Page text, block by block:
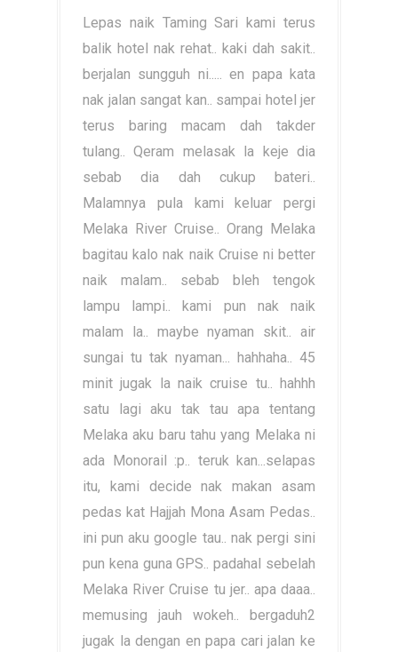
Lepas naik Taming Sari kami terus
balik hotel nak rehat.. kaki dah sakit..
berjalan sungguh ni..... en papa kata
nak jalan sangat kan.. sampai hotel jer
terus baring macam dah takder
tulang.. Qeram melasak la keje dia
sebab dia dah cukup bateri..
Malamnya pula kami keluar pergi
Melaka River Cruise.. Orang Melaka
bagitau kalo nak naik Cruise ni better
naik malam.. sebab bleh tengok
lampu lampi.. kami pun nak naik
malam la.. maybe nyaman skit.. air
sungai tu tak nyaman... hahhaha.. 45
minit jugak la naik cruise tu.. hahhh
satu lagi aku tak tau apa tentang
Melaka aku baru tahu yang Melaka ni
ada Monorail :p.. teruk kan...selapas
itu, kami decide nak makan asam
pedas kat Hajjah Mona Asam Pedas..
ini pun aku google tau.. nak pergi sini
pun kena guna GPS.. padahal sebelah
Melaka River Cruise tu jer.. apa daaa..
memusing jauh wokeh.. bergaduh2
jugak la dengan en papa cari jalan ke